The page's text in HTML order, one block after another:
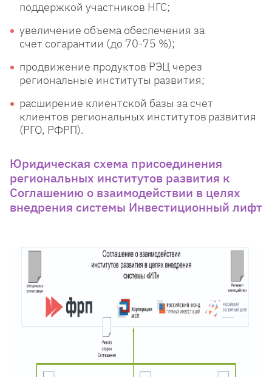
поддержкой участников НГС;
увеличение объема обеспечения за
счет согарантии (до 70-75 %);
продвижение продуктов РЭЦ через
региональные институты развития;
расширение клиентской базы за счет
клиентов региональных институтов развития
(РГО, РФРП).
Юридическая схема присоединения
региональных институтов развития к
Соглашению о взаимодействии в целях
внедрения системы Инвестиционный лифт